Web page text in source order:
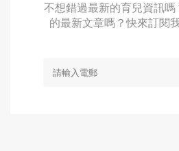
不想錯過最新的育兒資訊
的最新文章嗎？快來訂閱